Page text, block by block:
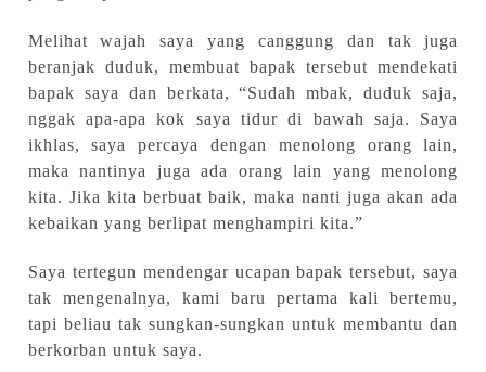
Melihat wajah saya yang canggung dan tak juga
beranjak duduk, membuat bapak tersebut mendekati
bapak saya dan berkata, “Sudah mbak, duduk saja,
nggak apa-apa kok saya tidur di bawah saja. Saya
ikhlas, saya percaya dengan menolong orang lain,
maka nantinya juga ada orang lain yang menolong
kita. Jika kita berbuat baik, maka nanti juga akan ada
kebaikan yang berlipat menghampiri kita.”
Saya tertegun mendengar ucapan bapak tersebut, saya
tak mengenalnya, kami baru pertama kali bertemu,
tapi beliau tak sungkan-sungkan untuk membantu dan
berkorban untuk saya.